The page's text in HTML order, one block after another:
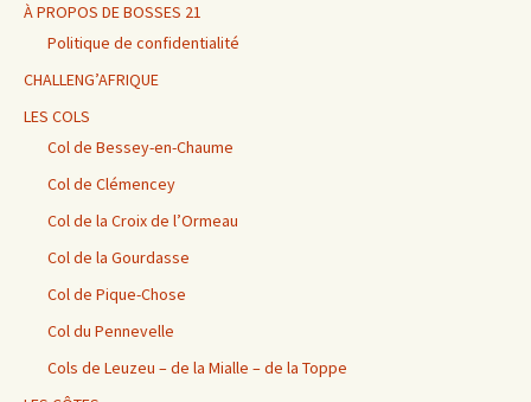
À PROPOS DE BOSSES 21
Politique de confidentialité
CHALLENG’AFRIQUE
LES COLS
Col de Bessey-en-Chaume
Col de Clémencey
Col de la Croix de l’Ormeau
Col de la Gourdasse
Col de Pique-Chose
Col du Pennevelle
Cols de Leuzeu – de la Mialle – de la Toppe